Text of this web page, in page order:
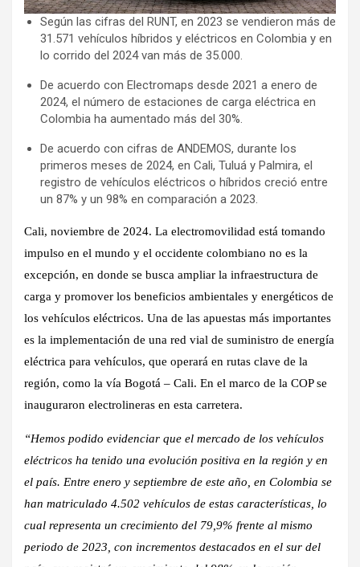
Según las cifras del RUNT, en 2023 se vendieron más de
31.571 vehículos híbridos y eléctricos en Colombia y en
lo corrido del 2024 van más de 35.000.
De acuerdo con Electromaps desde 2021 a enero de
2024, el número de estaciones de carga eléctrica en
Colombia ha aumentado más del 30%.
De acuerdo con cifras de ANDEMOS, durante los
primeros meses de 2024, en Cali, Tuluá y Palmira, el
registro de vehículos eléctricos o híbridos creció entre
un 87% y un 98% en comparación a 2023.
Cali, noviembre de 2024. La electromovilidad está tomando
impulso en el mundo y el occidente colombiano no es la
excepción, en donde se busca ampliar la infraestructura de
carga y promover los beneficios ambientales y energéticos de
los vehículos eléctricos. Una de las apuestas más importantes
es la implementación de una red vial de suministro de energía
eléctrica para vehículos, que operará en rutas clave de la
región, como la vía Bogotá – Cali. En el marco de la COP se
inauguraron electrolineras en esta carretera.
“Hemos podido evidenciar que el mercado de los vehículos
eléctricos ha tenido una evolución positiva en la región y en
el país. Entre enero y septiembre de este año, en Colombia se
han matriculado 4.502 vehículos de estas características, lo
cual representa un crecimiento del 79,9% frente al mismo
periodo de 2023, con incrementos destacados en el sur del